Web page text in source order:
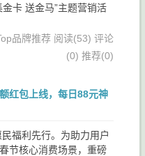
卡 送金马”主题营销活
品牌推荐 阅读(53) 评论
(0) 推荐(0)
红包上线，每日88元神
福利先行。为助力用户
节核心消费场景，重磅